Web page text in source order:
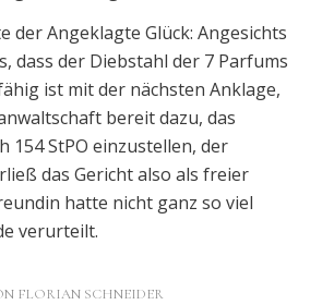
der Angeklagte Glück: Angesichts
dass der Diebstahl der 7 Parfums
ist mit der nächsten Anklage,
bereit dazu, das
154 StPO einzustellen, der
das Gericht also als freier
hatte nicht ganz so viel
verurteilt.
FLORIAN SCHNEIDER